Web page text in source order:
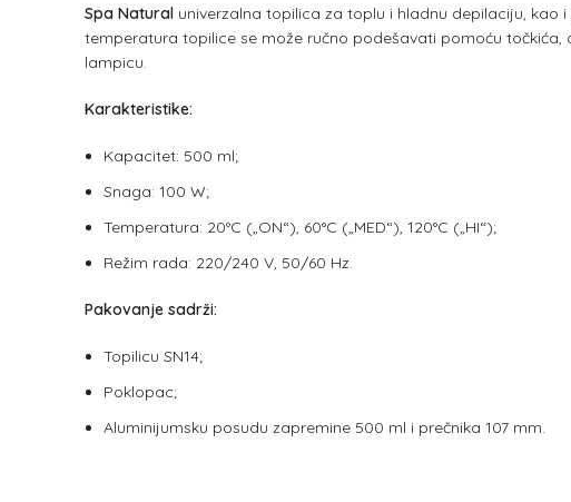
Spa Natural univerzalna topilica za toplu i hladnu depilaciju,
temperatura topilice se može ručno podešavati pomoću
lampicu.
Karakteristike:
Kapacitet: 500 ml;
Snaga: 100 W;
Temperatura: 20°C („ON“), 60°C („MED“), 120°C („HI“);
Režim rada: 220/240 V, 50/60 Hz.
Pakovanje sadrži:
Topilicu SN14;
Poklopac;
Aluminijumsku posudu zapremine 500 ml i prečnika 107 mm.